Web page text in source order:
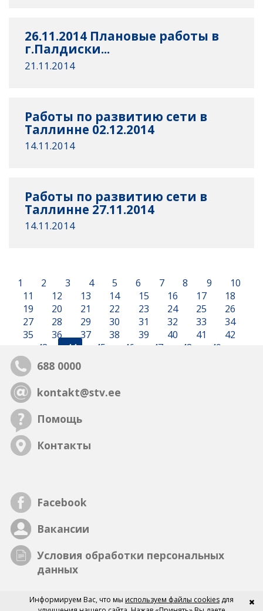
26.11.2014 Плановые работы в
г.Палдиски...
21.11.2014
Работы по развитию сети в
Таллинне 02.12.2014
14.11.2014
Работы по развитию сети в
Таллинне 27.11.2014
14.11.2014
1 2 3 4 5 6 7 8 9
10
11
12 13 14 15 16 17
18
19
20 21 22 23 24 25
26
27
28 29 30 31 32 33
34
35
36 37 38 39 40 41
42
43
44 45 46 47 48 49
688 0000
kontakt@stv.ee
Помощь
Контакты
Facebook
Вакансии
Условия обработки персональных
данных
Информируем Вас, что мы используем файлы cookies для